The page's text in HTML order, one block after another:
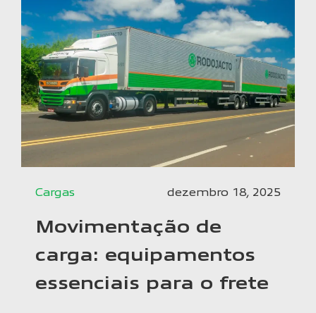
Cargas dezembro 18, 2025
Movimentação de
carga: equipamentos
essenciais para o frete